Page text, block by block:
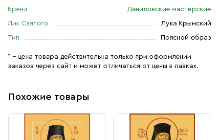
Бренд Даниловские мастерские
Лик Святого Лука Крымский
Тип Поясной образ
* – цена товара действительна только при оформлении
заказов через сайт и может отличаться от цены в лавках.
Похожие товары